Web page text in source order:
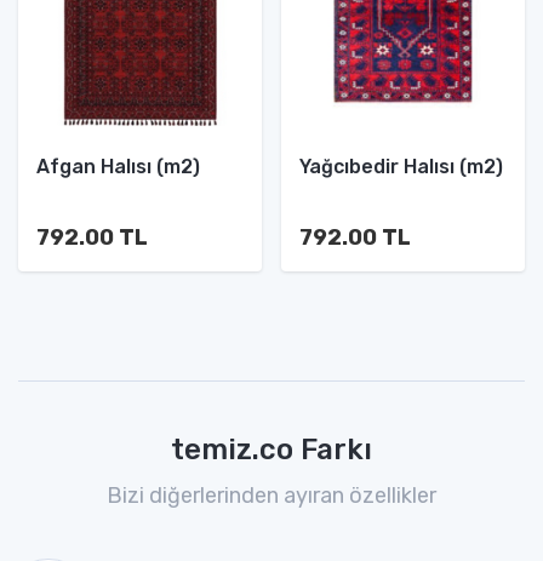
Afgan Halısı (m2)
792.00 TL
Yağcıbedir Halısı (m2)
792.00 TL
temiz.co Farkı
Bizi diğerlerinden ayıran özellikler